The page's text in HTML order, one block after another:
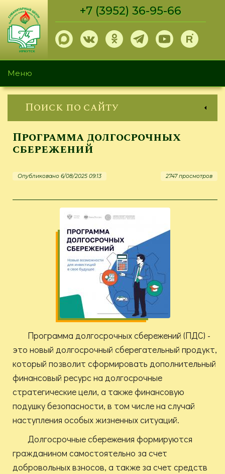
Перейти
основному
содержанию
+7 (3952) 36-95-66
Меню
Поиск по сайту
Программа долгосрочных
сбережений
Опубликовано 6/08/2025 09:13 2747 просмотров
Программа долгосрочных сбережений (ПДС) -
это новый долгосрочный сберегательный продукт,
который позволит сформировать дополнительный
финансовый ресурс на долгосрочные
стратегические цели, а также финансовую
подушку безопасности, в том числе на случай
наступления особых жизненных ситуаций.
Долгосрочные сбережения формируются
гражданином самостоятельно за счет
добровольных взносов, а также за счет средств